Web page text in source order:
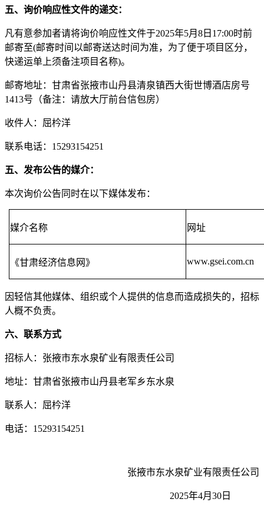
五、询价响应性文件的递交：
凡有意参加者请将询价响应性文件于2025年5月 8 日 17:00时前
邮寄至(邮寄时间以邮寄送达时间为准，为了便于项目区分，
快递运单上须备注项目名称)。
邮寄地址：甘肃省张掖市山丹县清泉镇西大街世博酒店房号
1413号（备注：请放大厅前台信包房）
收件人：屈枔洋
联系电话： 15293154251
五、发布公告的媒介：
本次询价公告同时在以下媒体发布：
媒介名称 网址
《甘肃经济信息网》 www.gsei.com.cn
因轻信其他媒体、组织或个人提供的信息而造成损失的，招标
人概不负责。
六、联系方式
招标人：张掖市东水泉矿业有限责任公司
地址：甘肃省张掖市山丹县老军乡东水泉
联系人：屈枔洋
电话： 15293154251
张掖市东水泉矿业有限责任公司
2025年4月 30 日